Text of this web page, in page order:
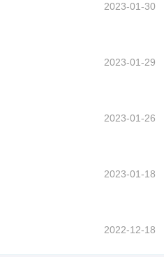
2023-01-30
2023-01-29
2023-01-26
2023-01-18
2022-12-18